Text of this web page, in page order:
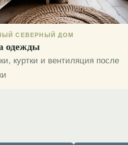
СЕВЕРНЫЙ ДОМ
одежды
куртки и вентиляция после